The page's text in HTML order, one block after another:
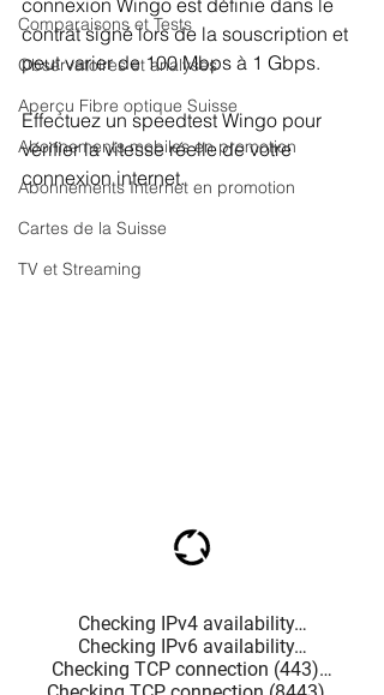
Comparaisons et Tests
Observatoires et analyses
Aperçu Fibre optique Suisse
Abonnements mobiles en promotion
Abonnements Internet en promotion
Cartes de la Suisse
TV et Streaming
connexion Wingo est définie dans le
contrat signé lors de la souscription et
peut varier de 100 Mbps à 1 Gbps.
Effectuez un speedtest Wingo pour
vérifier la vitesse réelle de votre
connexion internet.